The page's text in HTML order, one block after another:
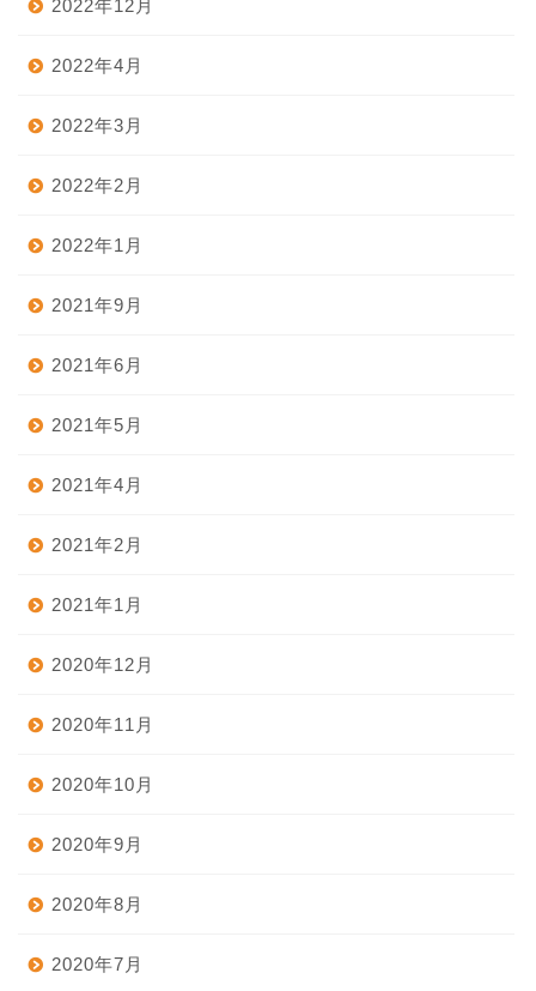
2022年12月
2022年4月
2022年3月
2022年2月
2022年1月
2021年9月
2021年6月
2021年5月
2021年4月
2021年2月
2021年1月
2020年12月
2020年11月
2020年10月
2020年9月
2020年8月
2020年7月